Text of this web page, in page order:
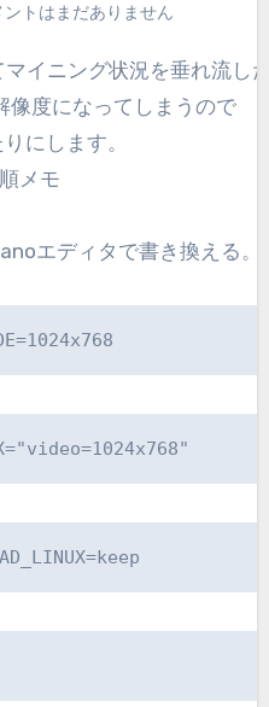
ントはまだありません
像度になってしまうので
にします。
メモ
エディタで書き換える。